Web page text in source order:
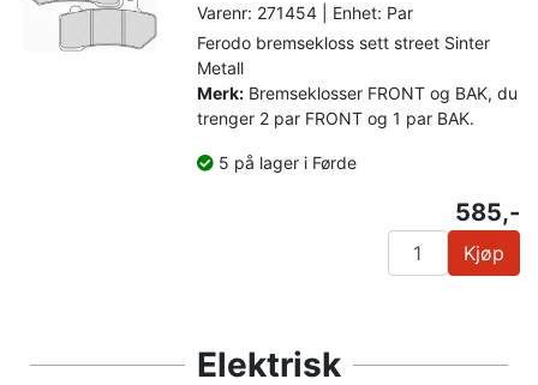
Varenr: 271454 | Enhet: Par
Ferodo bremsekloss sett street Sinter
Metall
Merk: Bremseklosser FRONT og BAK, du
trenger 2 par FRONT og 1 par BAK.
5 på lager i Førde
585,-
Kjøp
Elektrisk